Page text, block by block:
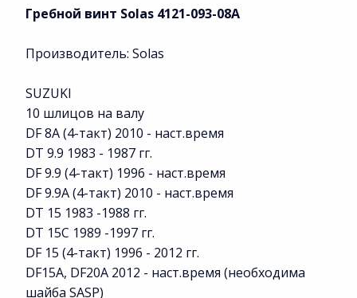
Гребной винт Solas 4121-093-08A
Производитель: Solas
SUZUKI
10 шлицов на валу
DF 8A (4-такт) 2010 - наст.время
DT 9.9 1983 - 1987 гг.
DF 9.9 (4-такт) 1996 - наст.время
DF 9.9A (4-такт) 2010 - наст.время
DT 15 1983 -1988 гг.
DT 15C 1989 -1997 гг.
DF 15 (4-такт) 1996 - 2012 гг.
DF15A, DF20A 2012 - наст.время (необходима
шайба SASP)